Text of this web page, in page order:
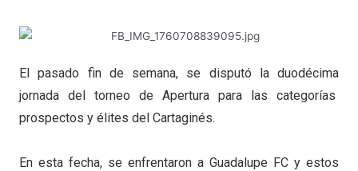
El pasado fin de semana, se disputó la duodécima
jornada del torneo de Apertura para las categorías
prospectos y élites del Cartaginés.
En esta fecha, se enfrentaron a Guadalupe FC y estos